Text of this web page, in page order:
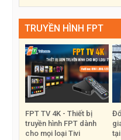
trên
không?
TRUYỀN HÌNH FPT
FPT TV 4K - Thiết bị
truyền hình FPT dành
cho mọi loại Tivi